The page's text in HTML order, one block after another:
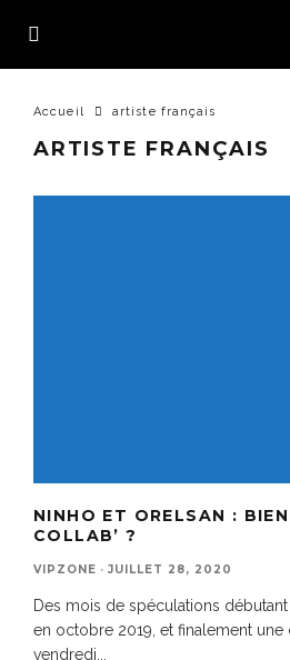
Accueil artiste français
ARTISTE FRANÇAIS
NINHO ET ORELSAN :
COLLAB’ ?
VIPZONE · JUILLET 28, 2020
Des mois de spéculations
en octobre 2019, et finalement
vendredi